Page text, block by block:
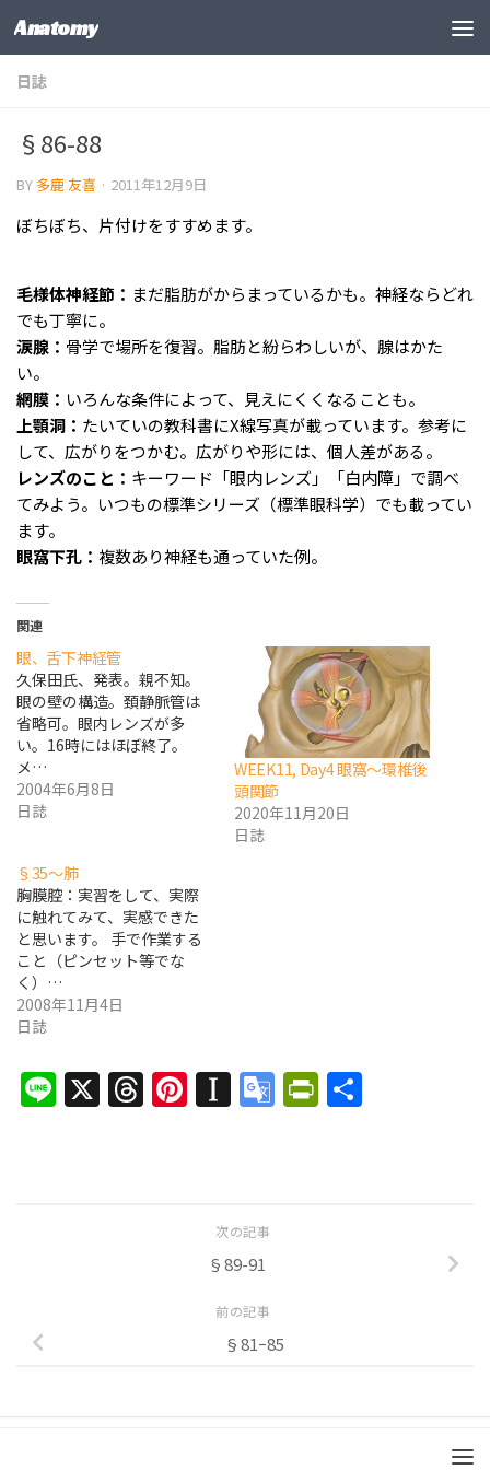
コンテンツの下
Anatomy
日誌
§86-88
BY多鹿 友喜 · 2011年12月9日
ぼちぼち、片付けをすすめます。
毛様体神経節： まだ脂肪がからまっているかも。神経ならどれ
でも丁寧に。
涙腺： 骨学で場所を復習。脂肪と紛らわしいが、腺はかた
い。
網膜： いろんな条件によって、見えにくくなることも。
上顎洞： たいていの教科書にX線写真が載っています。参考に
して、広がりをつかむ。広がりや形には、個人差がある。
レンズのこと： キーワード「眼内レンズ」「白内障」で調べ
てみよう。いつもの標準シリーズ（標準眼科学）でも載ってい
ます。
眼窩下孔： 複数あり神経も通っていた例。
関連
眼、舌下神経管
久保田氏、発表。親不知。
眼の壁の構造。頚静脈管は
省略可。眼内レンズが多
い。16時にはほぼ終了。
メ…
2004年6月8日
日誌
WEEK11, Day4 眼窩〜環椎後
頭関節
2020年11月20日
日誌
§35〜肺
胸膜腔：実習をして、実際
に触れてみて、実感できた
と思います。 手で作業する
こと（ピンセット等でな
く）…
2008年11月4日
日誌
Line
X Threads
Pinterest
Instapaper
Google
次の記事
§89-91
前の記事
§81ｰ85